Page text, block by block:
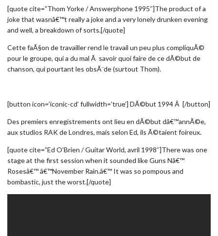
[quote cite=”Thom Yorke / Answerphone 1995″]The product of a
joke that wasnâ€™t really a joke and a very lonely drunken evening
and well, a breakdown of sorts.[/quote]
Cette faÃ§on de travailler rend le travail un peu plus compliquÃ©
pour le groupe, qui a du mal Ã savoir quoi faire de ce dÃ©but de
chanson, qui pourtant les obsÃ¨de (surtout Thom).
[button icon=’iconic-cd’ fullwidth=’true’] DÃ©but 1994 Â [/button]
Des premiers enregistrements ont lieu en dÃ©but dâ€™annÃ©e,
aux studios RAK de Londres, mais selon Ed, ils Ã©taient foireux.
[quote cite=”Ed O’Brien / Guitar World, avril 1998″]There was one
stage at the first session when it sounded like Guns Nâ€™
Rosesâ€™ â€™November Rain.â€™ It was so pompous and
bombastic, just the worst.[/quote]